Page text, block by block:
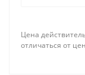
Цена
отличаться от